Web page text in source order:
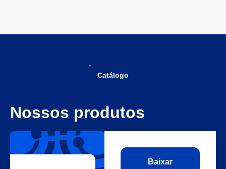
Catálogo
Nossos produtos
Baixar